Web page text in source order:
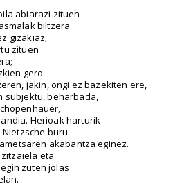
abiarazi zituen
biltzera
gizakiaz;
zituen
gero:
jakin, ongi ez bazekiten ere,
subjektu, beharbada,
Herioak harturik
buru
akabantza eginez.
eta
zuten jolas